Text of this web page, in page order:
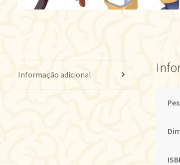
Informação adicional